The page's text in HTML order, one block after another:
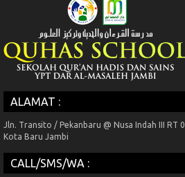
ALAMAT :
Jln. Transito / Pekanbaru @ Nusa Indah III RT
Kota Baru Jambi
CALL/SMS/WA :